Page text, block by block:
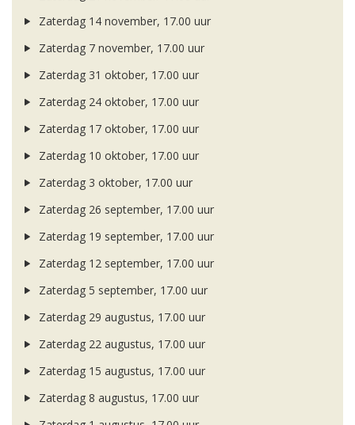
Zaterdag 14 november, 17.00 uur
Zaterdag 7 november, 17.00 uur
Zaterdag 31 oktober, 17.00 uur
Zaterdag 24 oktober, 17.00 uur
Zaterdag 17 oktober, 17.00 uur
Zaterdag 10 oktober, 17.00 uur
Zaterdag 3 oktober, 17.00 uur
Zaterdag 26 september, 17.00 uur
Zaterdag 19 september, 17.00 uur
Zaterdag 12 september, 17.00 uur
Zaterdag 5 september, 17.00 uur
Zaterdag 29 augustus, 17.00 uur
Zaterdag 22 augustus, 17.00 uur
Zaterdag 15 augustus, 17.00 uur
Zaterdag 8 augustus, 17.00 uur